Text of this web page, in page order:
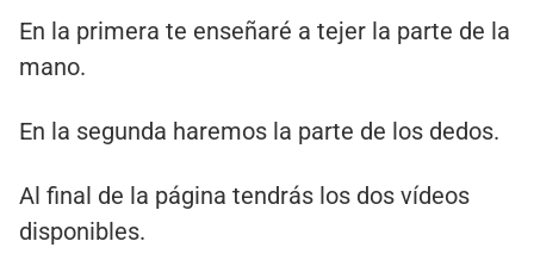
En la primera te enseñaré a tejer la parte de la
mano.
En la segunda haremos la parte de los dedos.
Al final de la página tendrás los dos vídeos
disponibles.